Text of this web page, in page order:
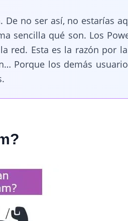
no ser así, no estarías
sencilla qué son. Los
red. Esta es la razón por
Porque los demás